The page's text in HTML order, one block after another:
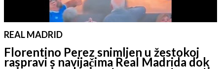
REAL MADRID
Florentino Perez snimljen u žestokoj
raspravi s navijačima Real Madrida dok